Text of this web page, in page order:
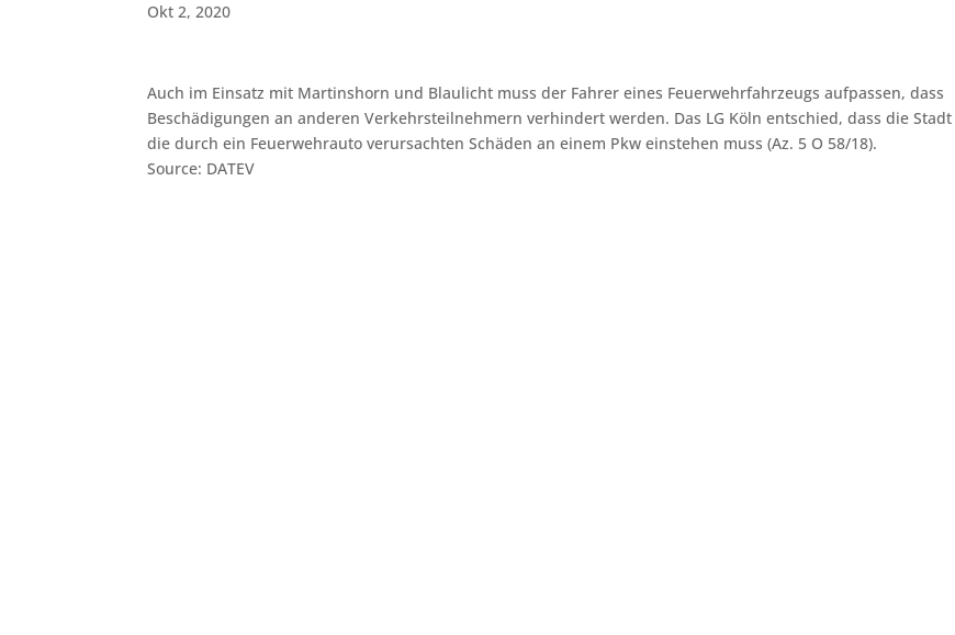
Okt 2, 2020
Auch im Einsatz mit Martinshorn und Blaulicht muss der Fahrer eines Feuerwehrfahrzeugs aufpassen, dass
Beschädigungen an anderen Verkehrsteilnehmern verhindert werden. Das LG Köln entschied, dass die
die durch ein Feuerwehrauto verursachten Schäden an einem Pkw einstehen muss (Az. 5 O 58/18).
Source: DATEV